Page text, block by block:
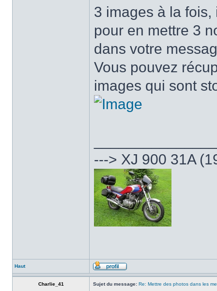
3 images à la fois,
pour en mettre 3
dans votre
Vous pouvez
images qui sont
---> XJ 900 31A
Haut
Charlie_41 Sujet du message: Re: Mettre des photos dans les